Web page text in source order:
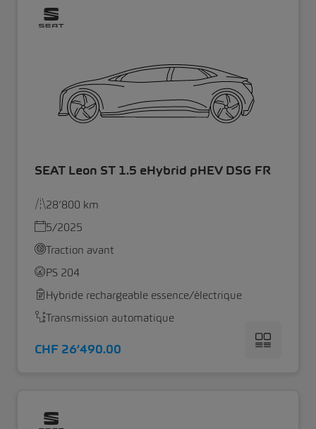
SEAT Leon ST 1.5 eHybrid pHEV DSG FR
28’800 km
5/2025
Traction avant
PS 204
Hybride rechargeable essence/électrique
Transmission automatique
CHF 26’490.00